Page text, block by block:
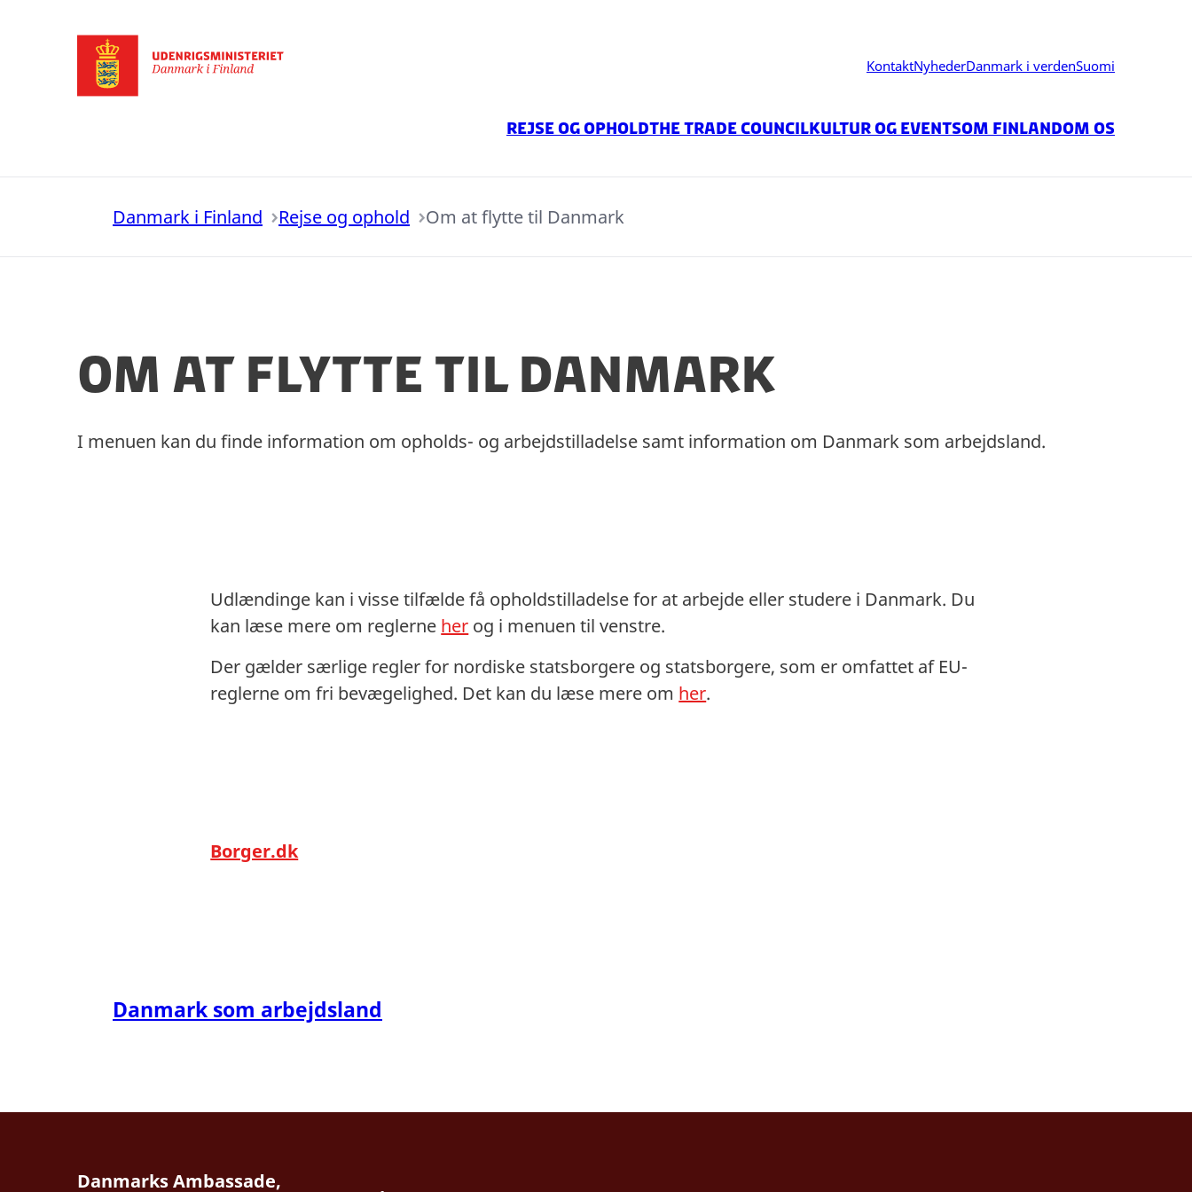
KontaktNyhederDanmark i verdenSuomi
Rejse og opholdThe Trade CouncilKultur og eventsOm FinlandOm os
Danmark i Finland Rejse og ophold Om at flytte til Danmark
Om at flytte til Danmark
I menuen kan du finde information om opholds- og arbejdstilladelse samt information om Danmark som arbejdsland.
Udlændinge kan i visse tilfælde få opholdstilladelse for at arbejde eller studere i Danmark. Du
kan læse mere om reglerne her og i menuen til venstre.
Der gælder særlige regler for nordiske statsborgere og statsborgere, som er omfattet af EU-
reglerne om fri bevægelighed. Det kan du læse mere om her.
Borger.dk
Danmark som arbejdsland
Danmarks Ambassade,